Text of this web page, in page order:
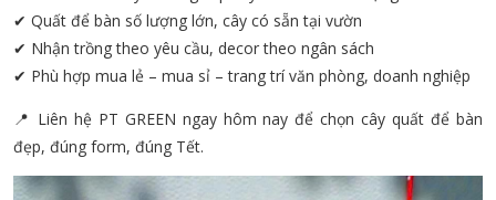
✔ Quất để bàn số lượng lớn, cây có sẵn tại vườn
✔ Nhận trồng theo yêu cầu, decor theo ngân sách
✔ Phù hợp mua lẻ – mua sỉ – trang trí văn phòng, doanh nghiệp
📍 Liên hệ PT GREEN ngay hôm nay để chọn cây quất để bàn
đẹp, đúng form, đúng Tết.